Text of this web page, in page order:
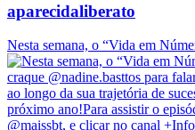
aparecidaliberato
Nesta semana, o “Vida em